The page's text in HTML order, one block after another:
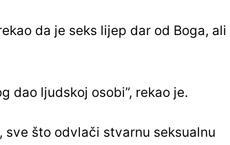
da je seks lijep dar od Boga, ali
dao ljudskoj osobi”, rekao je.
sve što odvlači stvarnu seksualnu